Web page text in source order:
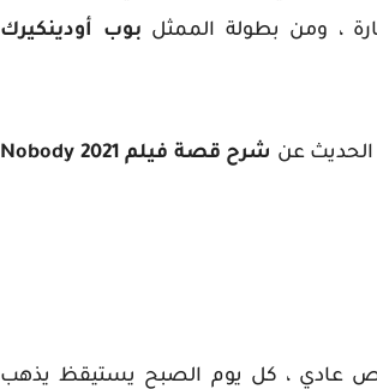
، ومن بطولة الممثل بوب أودينكيرك
الحديث عن شرح قصة فيلم Nobody 2021
عادي ، كل يوم الصبح يستيقظ يذهب